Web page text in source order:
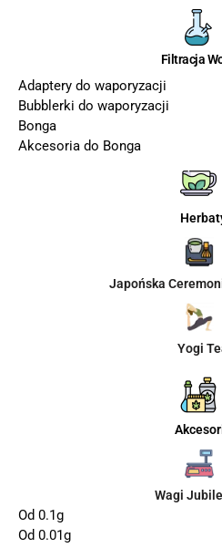
Filtracja
Adaptery do waporyzacji
Bubblerki do waporyzacji
Bonga
Akcesoria do Bonga
Japońska
Yogi
Wagi
Od 0.1g
Od 0.01g